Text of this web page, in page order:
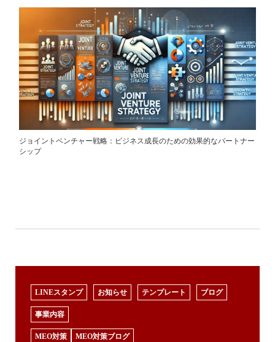
ジョイントベンチャー戦略：ビジネス成長のための効果的なパートナー
シップ
LINEスタンプ お知らせ テンプレート ブログ
事業内容
MEO対策 MEO対策ブログ